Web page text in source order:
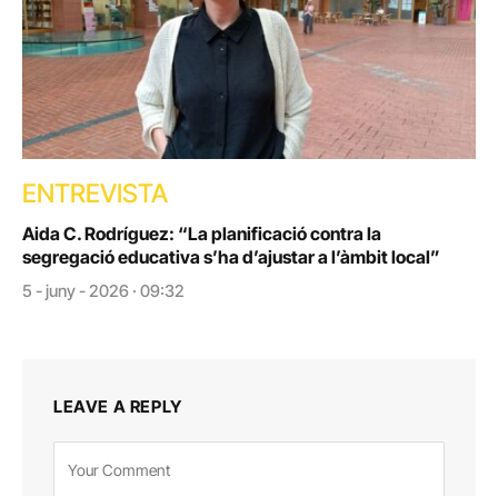
ENTREVISTA
Aida C. Rodríguez: “La planificació contra la
segregació educativa s’ha d’ajustar a l’àmbit local”
5 - juny - 2026 · 09:32
LEAVE A REPLY